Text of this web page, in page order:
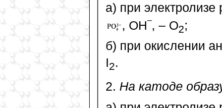
а) при
, OH–, – O2;
б) при окислении
I2.
2. На катоде